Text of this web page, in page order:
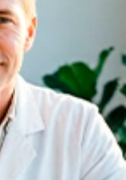
первичного
или